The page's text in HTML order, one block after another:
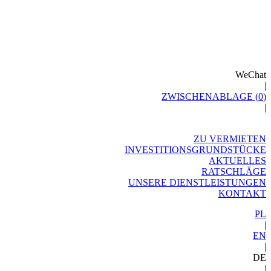
WeChat
|
ZWISCHENABLAGE (0)
|
ZU VERMIETEN
INVESTITIONSGRUNDSTÜCKE
AKTUELLES
RATSCHLÄGE
UNSERE DIENSTLEISTUNGEN
KONTAKT
PL
|
EN
|
DE
|